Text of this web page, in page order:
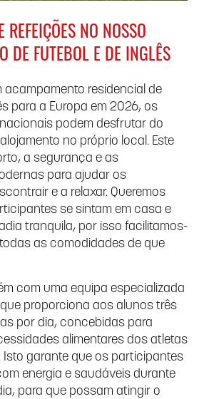
REFEIÇÕES NO NOSSO
DE FUTEBOL E DE INGLÊS
acampamento residencial de
para a Europa em 2026, os
podem desfrutar do
no próprio local. Este
a segurança e as
para ajudar os
e a relaxar. Queremos
se sintam em casa e
tranquila, por isso facilitamos-
as comodidades de que
com uma equipa especializada
proporciona aos alunos três
por dia, concebidas para
alimentares dos atletas
Isto garante que os participantes
energia e saudáveis durante
para que possam atingir o